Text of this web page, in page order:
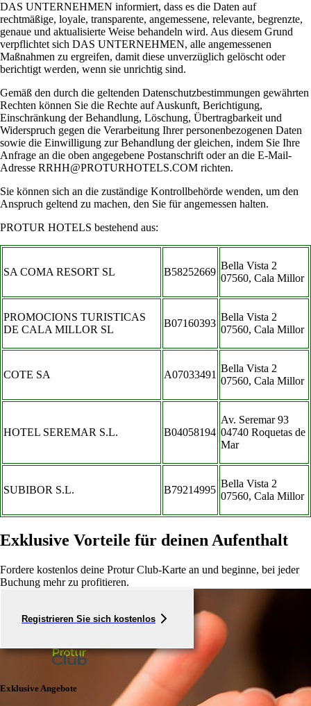
DAS UNTERNEHMEN informiert, dass es die Daten auf
rechtmäßige, loyale, transparente, angemessene, relevante, begrenzte,
genaue und aktualisierte Weise behandeln wird. Aus diesem Grund
verpflichtet sich DAS UNTERNEHMEN, alle angemessenen
Maßnahmen zu ergreifen, damit diese unverzüglich gelöscht oder
berichtigt werden, wenn sie unrichtig sind.
Gemäß den durch die geltenden Datenschutzbestimmungen gewährten
Rechten können Sie die Rechte auf Auskunft, Berichtigung,
Einschränkung der Behandlung, Löschung, Übertragbarkeit und
Widerspruch gegen die Verarbeitung Ihrer personenbezogenen Daten
sowie die Einwilligung zur Behandlung der gleichen, indem Sie Ihre
Anfrage an die oben angegebene Postanschrift oder an die E-Mail-
Adresse RRHH@PROTURHOTELS.COM richten.
Sie können sich an die zuständige Kontrollbehörde wenden, um den
Anspruch geltend zu machen, den Sie für angemessen halten.
PROTUR HOTELS bestehend aus:
SA COMA RESORT SL B58252669
Bella Vista 2
07560, Cala Millor
PROMOCIONS TURISTICAS
DE CALA MILLOR SL
B07160393
Bella Vista 2
07560, Cala Millor
COTE SA A07033491
Bella Vista 2
07560, Cala Millor
HOTEL SEREMAR S.L. B04058194
Av. Seremar 93
04740 Roquetas de
Mar
SUBIBOR S.L. B79214995
Bella Vista 2
07560, Cala Millor
Exklusive Vorteile für deinen Aufenthalt
Fordere kostenlos deine Protur Club-Karte an und beginne, bei jeder
Buchung mehr zu profitieren.
Registrieren Sie sich kostenlos
Exklusive Angebote